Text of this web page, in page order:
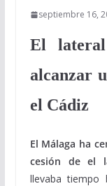
septiembre 16,
El
alcanzar
el Cádiz
El Málaga ha
cesión de el
llevaba tiempo